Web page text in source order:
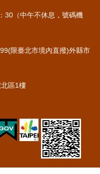
30（中午不休息，號碼機
限臺北市境內直撥)外縣市
區1樓